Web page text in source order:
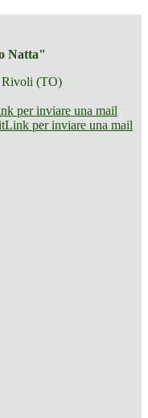
Natta"
Rivoli (TO)
per inviare una mail
Link per inviare una mail